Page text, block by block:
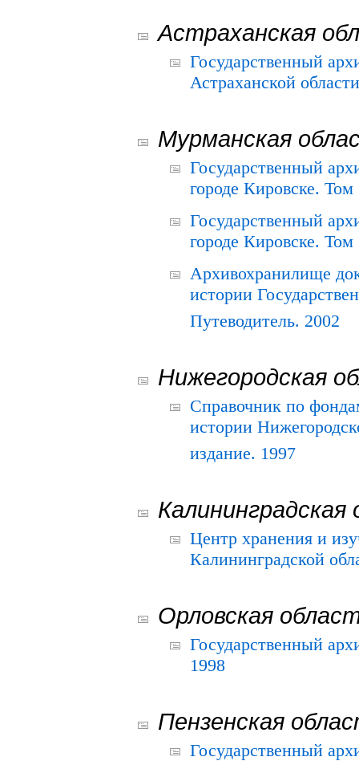
Астраханская
Государственный
Астраханской
Мурманская
Государственный
городе Кировске.
Государственный
городе Кировске.
Архивохранилище
истории
Путеводитель. 2002
Нижегородская
Справочник по
истории
издание. 1997
Калининградская
Центр хранения и
Калининградской
Орловская
Государственный
1998
Пензенская
Государственный